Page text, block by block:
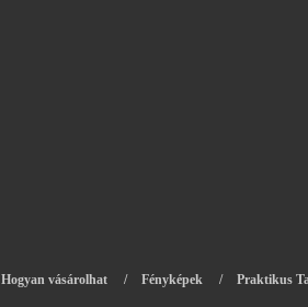
Hogyan vásárolhat / Fényképek / Praktikus